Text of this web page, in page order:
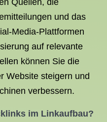
Quellen, die
und das
Media-Plattformen
auf relevante
können Sie die
Website steigern und
verbessern.
im Linkaufbau?